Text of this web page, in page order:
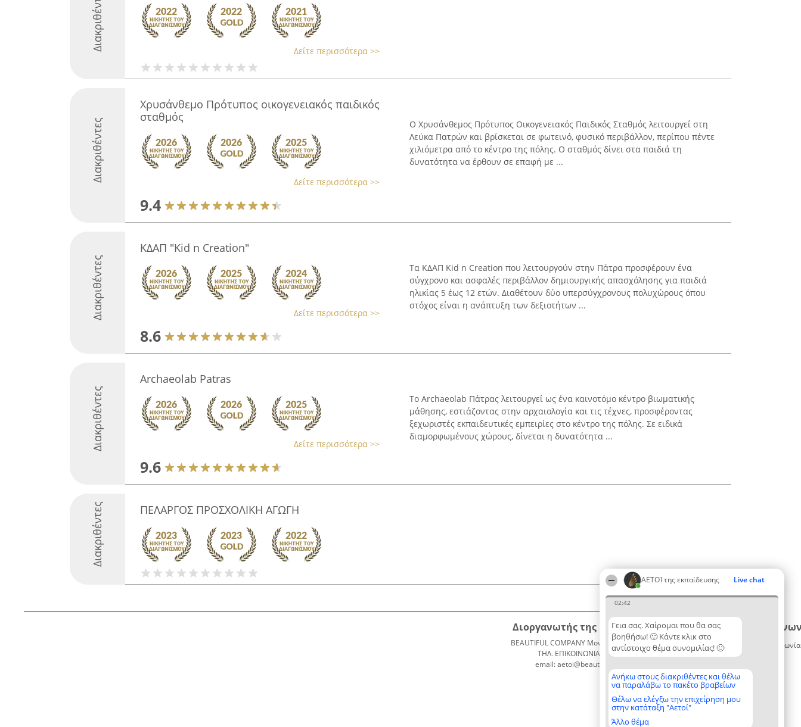
ΑΕΤΟΊ της εκπαίδευσης Live chat
02:42
Γεια σας. Χαίρομαι που θα σας
βοηθήσω! 🙂 Κάντε κλικ στο
αντίστοιχο θέμα συνομιλίας! 🙂
Ανήκω στους διακριθέντες και θέλω
να παραλάβω το πακέτο βραβείων
Θέλω να ελέγξω την επιχείρηση μου
στην κατάταξη "Αετοί"
Άλλο θέμα
Διακριθέντες Δείτε περισσότερα >>
Διακριθέντες
Χρυσάνθεμο Πρότυπος οικογενειακός παιδικός
σταθμός
Δείτε περισσότερα >>
9.4
Ο Χρυσάνθεμος Πρότυπος Οικογενειακός Παιδικός Σταθμός λειτουργεί στη
Λεύκα Πατρών και βρίσκεται σε φωτεινό, φυσικό περιβάλλον, περίπου πέντε
χιλιόμετρα από το κέντρο της πόλης. Ο σταθμός δίνει στα παιδιά τη
δυνατότητα να έρθουν σε επαφή με ...
Διακριθέντες
ΚΔΑΠ "Kid n Creation"
Δείτε περισσότερα >>
8.6
Τα ΚΔΑΠ Kid n Creation που λειτουργούν στην Πάτρα προσφέρουν ένα
σύγχρονο και ασφαλές περιβάλλον δημιουργικής απασχόλησης για παιδιά
ηλικίας 5 έως 12 ετών. Διαθέτουν δύο υπερσύγχρονους πολυχώρους όπου
στόχος είναι η ανάπτυξη των δεξιοτήτων ...
Διακριθέντες
Archaeolab Patras
Δείτε περισσότερα >>
9.6
Το Archaeolab Πάτρας λειτουργεί ως ένα καινοτόμο κέντρο βιωματικής
μάθησης, εστιάζοντας στην αρχαιολογία και τις τέχνες, προσφέροντας
ξεχωριστές εκπαιδευτικές εμπειρίες στο κέντρο της πόλης. Σε ειδικά
διαμορφωμένους χώρους, δίνεται η δυνατότητα ...
Διακριθέντες ΠΕΛΑΡΓΟΣ ΠΡΟΣΧΟΛΙΚΗ ΑΓΩΓΗ
Διοργανωτής της κατάταξης
BEAUTIFUL COMPANY Μονοπρόσωπη ΙΚΕ
ΤΗΛ. ΕΠΙΚΟΙΝΩΝΙΑΣ: 2104128019
email: aetoi@beautifulcompany.co
Κατάταξη
Διακριθέντες
Λίστα
διακριθέντων
Μεθοδολογία
Όροι &
προϋποθέσεις
Επικοινωνία